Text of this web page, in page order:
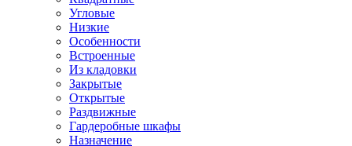
Угловые
Низкие
Особенности
Встроенные
Из кладовки
Закрытые
Открытые
Раздвижные
Гардеробные шкафы
Назначение